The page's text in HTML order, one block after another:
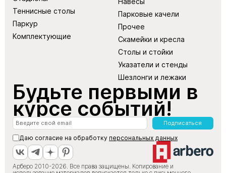
Теннисные столы
Паркур
Комплектующие
Парковые качели
Прочее
Скамейки и кресла
Столы и стойки
Указатели и стенды
Шезлонги и лежаки
Будьте первыми в
курсе событий!
Подписаться
Даю согласие на обработку персональных данных
Арберо 2010-2026. Все права защищены. Копирование и